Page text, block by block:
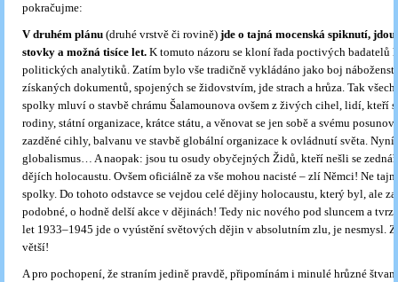
pokračujme:
V druhém plánu (druhé vrstvě či rovině) jde o tajná mocenská spiknutí,
stovky a možná tisíce let. K tomuto názoru se kloní řada poctivých badatelů
politických analytiků. Zatím bylo vše tradičně vykládáno jako boj
získaných dokumentů, spojených se židovstvím, jde strach a hrůza. Tak
spolky mluví o stavbě chrámu Šalamounova ovšem z živých cihel, lidí, kteří
rodiny, státní organizace, krátce státu, a věnovat se jen sobě a svému
zazděné cihly, balvanu ve stavbě globální organizace k ovládnutí světa. Nyní
globalismus… A naopak: jsou tu osudy obyčejných Židů, kteří nešli se
dějích holocaustu. Ovšem oficiálně za vše mohou nacisté – zlí Němci! Ne
spolky. Do tohoto odstavce se vejdou celé dějiny holocaustu, který byl, ale
podobné, o hodně delší akce v dějinách! Tedy nic nového pod sluncem a
let 1933–1945 jde o vyústění světových dějin v absolutním zlu, je nesmysl.
větší!
A pro pochopení, že straním jedině pravdě, připomínám i minulé hrůzné